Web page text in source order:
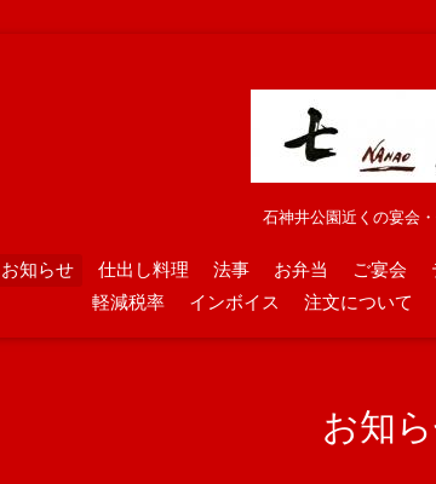
石神井公園近くの宴会
お知らせ 仕出し料理 法事 お弁当 ご宴会
軽減税率
インボイス 注文について
お知